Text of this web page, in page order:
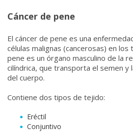
Cáncer de pene
El cáncer de pene es una
células malignas (cancerosas) en los
pene es un órgano masculino de la
cilíndrica, que transporta el semen y
del cuerpo.
Contiene dos tipos de tejido:
Eréctil
Conjuntivo